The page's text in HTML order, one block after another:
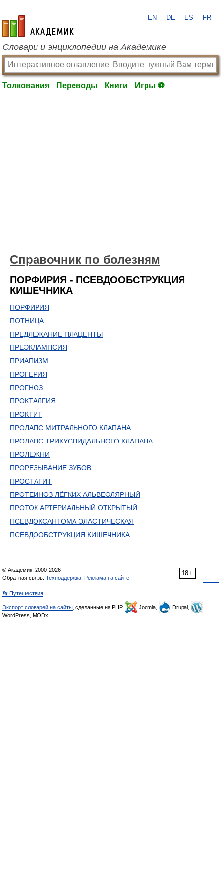
academic.ru
EN DE ES FR
Словари и энциклопедии на Академике
Толкования Переводы Книги Игры ⚽
Справочник по болезням
ПОРФИРИЯ - ПСЕВДООБСТРУКЦИЯ
КИШЕЧНИКА
ПОРФИРИЯ
ПОТНИЦА
ПРЕДЛЕЖАНИЕ ПЛАЦЕНТЫ
ПРЕЭКЛАМПСИЯ
ПРИАПИЗМ
ПРОГЕРИЯ
ПРОГНОЗ
ПРОКТАЛГИЯ
ПРОКТИТ
ПРОЛАПС МИТРАЛЬНОГО КЛАПАНА
ПРОЛАПС ТРИКУСПИДАЛЬНОГО КЛАПАНА
ПРОЛЕЖНИ
ПРОРЕЗЫВАНИЕ ЗУБОВ
ПРОСТАТИТ
ПРОТЕИНОЗ ЛЁГКИХ АЛЬВЕОЛЯРНЫЙ
ПРОТОК АРТЕРИАЛЬНЫЙ ОТКРЫТЫЙ
ПСЕВДОКСАНТОМА ЭЛАСТИЧЕСКАЯ
ПСЕВДООБСТРУКЦИЯ КИШЕЧНИКА
18+
© Академик, 2000-2026
Обратная связь: Техподдержка Реклама на сайте
👣 Путешествия
Экспорт словарей на сайты , сделанные на PHP, Joomla,
Drupal,
WordPress, MODx.